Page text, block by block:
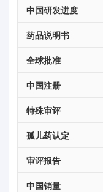
中国研发进度
药品说明书
全球批准
中国注册
特殊审评
孤儿药认定
审评报告
中国销量